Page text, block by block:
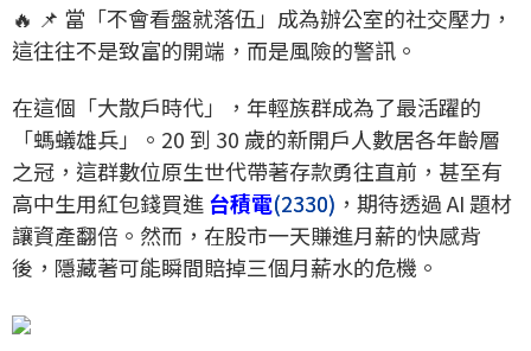
🔥 📌 當「不會看盤就落伍」成為辦公室的社交壓力，
這往往不是致富的開端，而是風險的警訊。
在這個「大散戶時代」，年輕族群成為了最活躍的
「螞蟻雄兵」。20 到 30 歲的新開戶人數居各年齡層
之冠，這群數位原生世代帶著存款勇往直前，甚至有
高中生用紅包錢買進台積電(2330) ，期待透過 AI 題材
讓資產翻倍。然而，在股市一天賺進月薪的快感背
後，隱藏著可能瞬間賠掉三個月薪水的危機。